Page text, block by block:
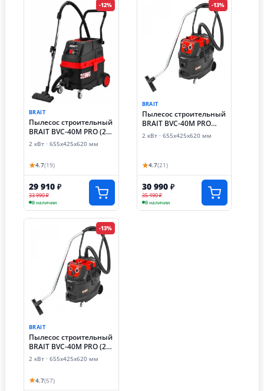
-12%
BRAIT
Пылесос строительный
BRAIT BVC-40M PRO (2
кВт)
2 кВт · 655х425х620 мм
★4.7(19)
29 910 ₽
33 990 ₽
В наличии
-13%
BRAIT
Пылесос строительный
BRAIT BVC-40M PRO
(2000Вт)
2 кВт · 655х425х620 мм
★4.7(21)
30 990 ₽
35 490 ₽
В наличии
-13%
BRAIT
Пылесос строительный
BRAIT BVC-40M PRO (2
кВт)
2 кВт · 655х425х620 мм
★4.7(57)